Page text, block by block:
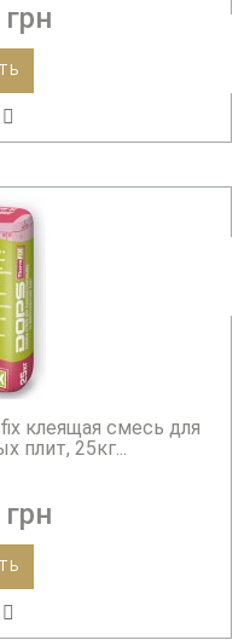
клеящая смесь для
плит, 25кг...